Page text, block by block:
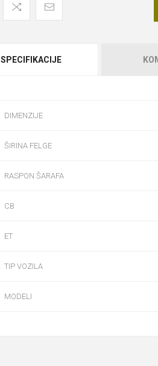
SPECIFIKACIJE
DIMENZIJE
ŠIRINA FELGE
RASPON ŠARAFA
CB
ET
TIP VOZILA
MODELI